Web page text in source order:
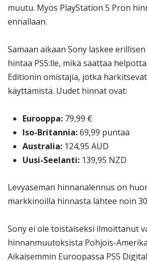
muutu. Myös PlayStation 5 Pron
ennallaan.
Samaan aikaan Sony laskee
hintaa PS5:lle, mikä saattaa
Editionin omistajia, jotka
käyttämistä. Uudet hinnat ovat:
Eurooppa:79,99 €
Iso-Britannia:69,99 puntaa
Australia:124,95 AUD
Uusi-Seelanti:139,95 NZD
Levyaseman hinnanalennus on
markkinoilla hinnasta lähtee noin
Sony ei ole toistaiseksi ilmoittanut
hinnanmuutoksista Pohjois-
Aikaisemmin Euroopassa PS5